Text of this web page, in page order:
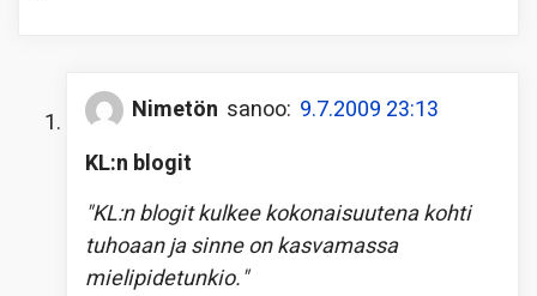
Nimetön sanoo: 9.7.2009 23:13
KL:n blogit
"KL:n blogit kulkee kokonaisuutena kohti
tuhoaan ja sinne on kasvamassa
mielipidetunkio."